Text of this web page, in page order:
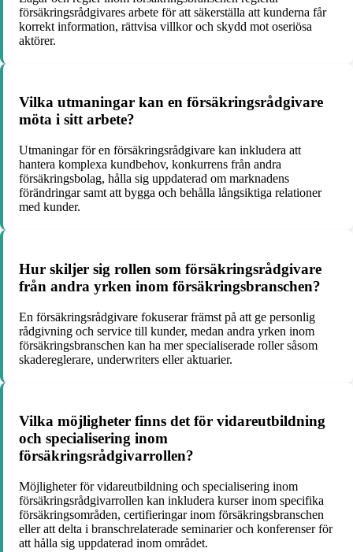
försäkringsrådgivares arbete för att säkerställa att kunderna får
korrekt information, rättvisa villkor och skydd mot oseriösa
aktörer.
Vilka utmaningar kan en försäkringsrådgivare
möta i sitt arbete?
Utmaningar för en försäkringsrådgivare kan inkludera att
hantera komplexa kundbehov, konkurrens från andra
försäkringsbolag, hålla sig uppdaterad om marknadens
förändringar samt att bygga och behålla långsiktiga relationer
med kunder.
Hur skiljer sig rollen som försäkringsrådgivare
från andra yrken inom försäkringsbranschen?
En försäkringsrådgivare fokuserar främst på att ge personlig
rådgivning och service till kunder, medan andra yrken inom
försäkringsbranschen kan ha mer specialiserade roller såsom
skadereglerare, underwriters eller aktuarier.
Vilka möjligheter finns det för vidareutbildning
och specialisering inom
försäkringsrådgivarrollen?
Möjligheter för vidareutbildning och specialisering inom
försäkringsrådgivarrollen kan inkludera kurser inom specifika
försäkringsområden, certifieringar inom försäkringsbranschen
eller att delta i branschrelaterade seminarier och konferenser för
att hålla sig uppdaterad inom området.